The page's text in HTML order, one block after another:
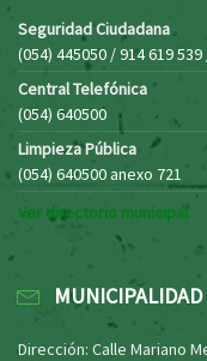
Seguridad Ciudadana
(054) 445050 / 914 619
Central Telefónica
(054) 640500
Limpieza Pública
(054) 640500 anexo 721
Ver directorio municipal
Dirección: Calle Mariano